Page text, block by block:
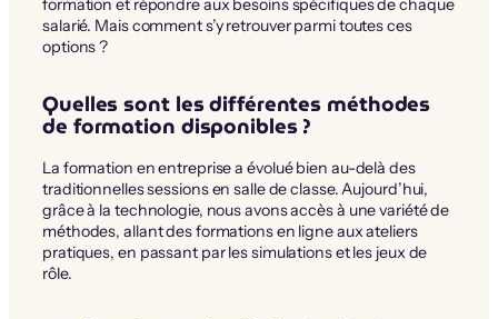
formation et répondre aux besoins spécifiques de chaque
salarié. Mais comment s’y retrouver parmi toutes ces
options ?
Quelles sont les différentes méthodes
de formation disponibles ?
La formation en entreprise a évolué bien au-delà des
traditionnelles sessions en salle de classe. Aujourd’hui,
grâce à la technologie, nous avons accès à une variété de
méthodes, allant des formations en ligne aux ateliers
pratiques, en passant par les simulations et les jeux de
rôle.